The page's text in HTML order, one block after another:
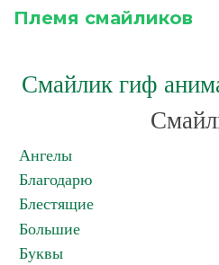
Племя смайликов
Смайлик гиф
Ангелы
Благодарю
Блестящие
Большие
Буквы